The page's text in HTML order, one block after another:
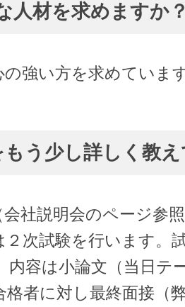
人材を求めますか
強い方を求めていま
う少し詳しく教
社説明会のページ参
２次試験を行います。
内容は小論文（当日テ
格者に対し最終面接（